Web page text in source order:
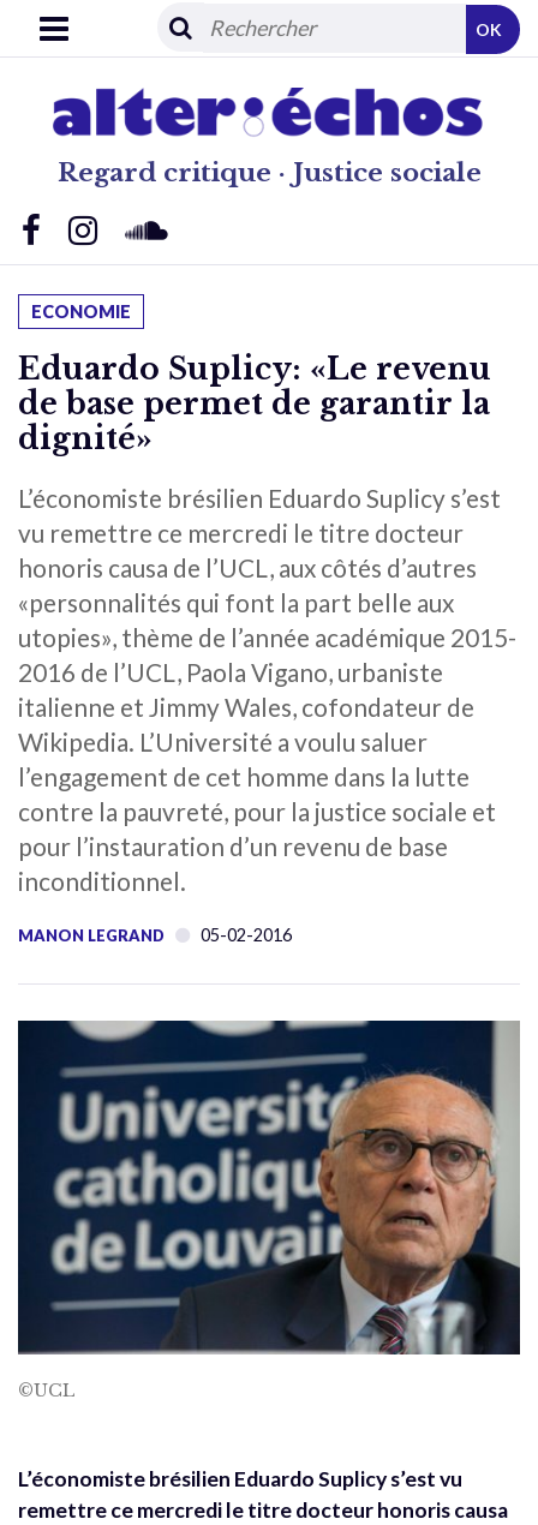
Regard critique · Justice sociale
OK
ECONOMIE
Eduardo Suplicy: «Le revenu
de base permet de garantir la
dignité»
L’économiste brésilien Eduardo Suplicy s’est
vu remettre ce mercredi le titre docteur
honoris causa de l’UCL, aux côtés d’autres
«personnalités qui font la part belle aux
utopies», thème de l’année académique 2015-
2016 de l’UCL, Paola Vigano, urbaniste
italienne et Jimmy Wales, cofondateur de
Wikipedia. L’Université a voulu saluer
l’engagement de cet homme dans la lutte
contre la pauvreté, pour la justice sociale et
pour l’instauration d’un revenu de base
inconditionnel.
MANON LEGRAND 05-02-2016
©UCL
L’économiste brésilien Eduardo Suplicy s’est vu
remettre ce mercredi le titre docteur honoris causa